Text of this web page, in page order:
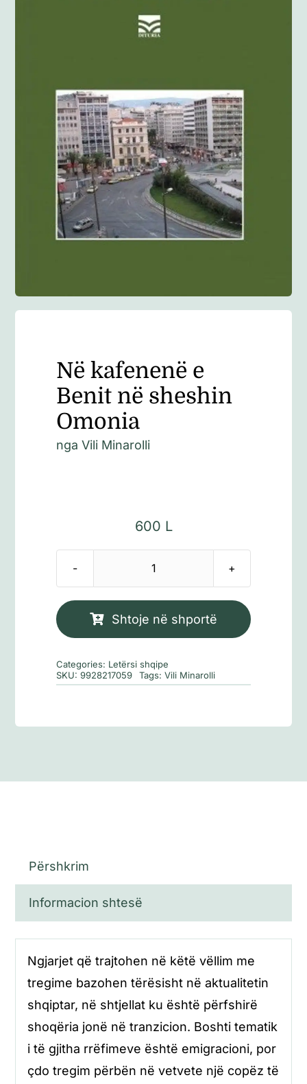
Anglisht
Evente
Blog
Në kafenenë e
Benit në sheshin
Omonia
nga Vili Minarolli
600 L
Sasi
kafenenë
në
Shtoje në shportë
Categories: Letërsi shqipe
SKU:9928217059 Tags:Vili Minarolli
Përshkrim
Informacion shtesë
Ngjarjet që trajtohen në këtë vëllim me
tregime bazohen tërësisht në aktualitetin
shqiptar, në shtjellat ku është përfshirë
shoqëria jonë në tranzicion. Boshti tematik
i të gjitha rrëfimeve është emigracioni, por
çdo tregim përbën në vetvete një copëz të